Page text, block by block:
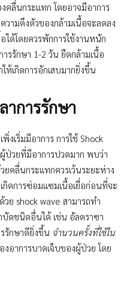
คลื่นกระแทก โดยอาจมีอาการ
ามตึงตัวของกล้ามเนื้อจะลดลง
ได้โดยควรพักการใช้งานหนัก
รรักษา 1-2 วัน ยืดกล้ามเนื้อ
ห้เกิดการอักเสบมากยิ่งขึ้น
าการรักษา
เริ่มมีอาการ การใช้ Shock
ป่วยที่มีอาการปวดมาก พบว่า
ยคลื่นกระแทกควรเว้นระยะห่าง
กิดการซ่อมแซมเนื้อเยื่อก่อนที่จะ
วย shock wave สามารถทำ
ดชนิดอื่นได้ เช่น อัลตราซา
รักษาดียิ่งขึ้น จำนวนครั้งที่ใช้ใน
อาการบาดเจ็บของผู้ป่วย โดย